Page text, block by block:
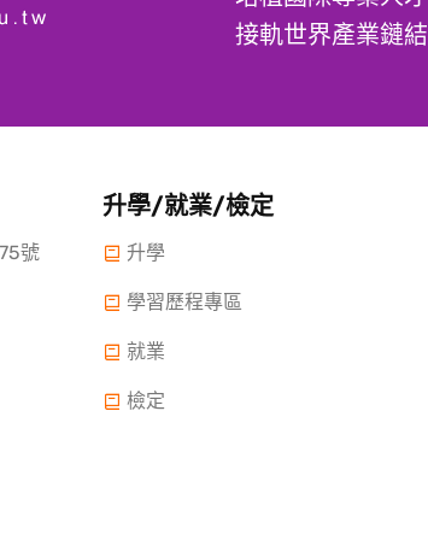
接軌世界產業鏈結
號
升學/就業/檢定
升學
學習歷程專區
就業
檢定